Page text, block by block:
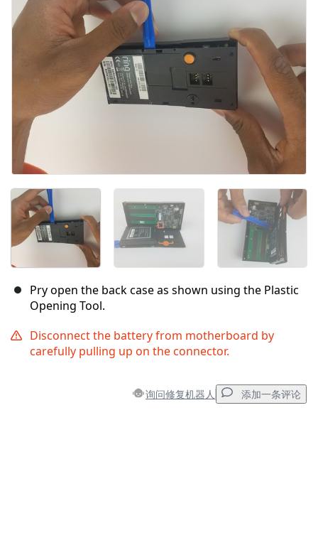
取消 发帖评论
Pry open the back case as shown using the Plastic
Opening Tool.
Disconnect the battery from motherboard by
carefully pulling up on the connector.
询问修复机器人 添加一条评论